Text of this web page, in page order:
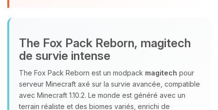
The Fox Pack Reborn, magitech
de survie intense
The Fox Pack Reborn est un modpack magitech pour
serveur Minecraft axé sur la survie avancée, compatible
avec Minecraft 1.10.2. Le monde est généré avec un
terrain réaliste et des biomes variés, enrichi de
petits circuits pour t’aider.
08/08/2026 à 01:36